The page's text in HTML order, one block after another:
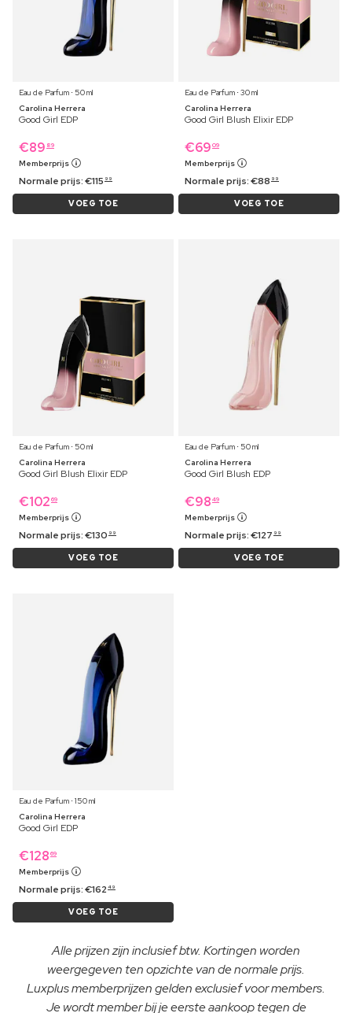
Eau de Parfum ⋅ 50 ml
Carolina Herrera
Good Girl EDP
€89 89
Memberprijs
Normale prijs:€115 99
VOEG TOE
Eau de Parfum ⋅ 30 ml
Carolina Herrera
Good Girl Blush Elixir EDP
€69 09
Memberprijs
Normale prijs:€88 99
VOEG TOE
Eau de Parfum ⋅ 50 ml
Carolina Herrera
Good Girl Blush Elixir EDP
€102 69
Memberprijs
Normale prijs:€130 99
VOEG TOE
Eau de Parfum ⋅ 50 ml
Carolina Herrera
Good Girl Blush EDP
€98 49
Memberprijs
Normale prijs:€127 99
VOEG TOE
Eau de Parfum ⋅ 150 ml
Carolina Herrera
Good Girl EDP
€128 69
Memberprijs
Normale prijs:€162 49
VOEG TOE
Alle prijzen zijn inclusief btw. Kortingen worden
weergegeven ten opzichte van de normale prijs.
Luxplus memberprijzen gelden exclusief voor members.
Je wordt member bij je eerste aankoop tegen de